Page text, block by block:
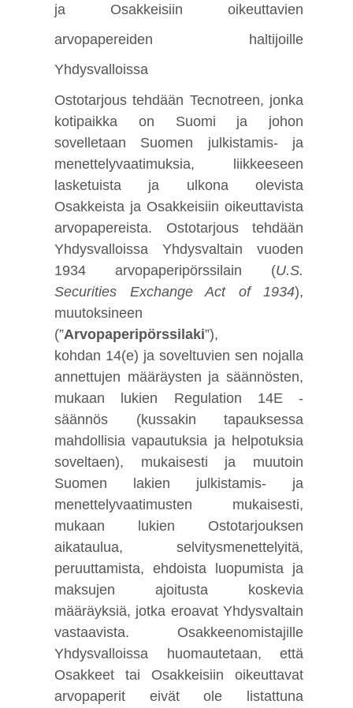
ja Osakkeisiin oikeuttavien
arvopapereiden haltijoille
Yhdysvalloissa
Ostotarjous tehdään Tecnotreen, jonka
kotipaikka on Suomi ja johon
sovelletaan Suomen julkistamis- ja
menettelyvaatimuksia, liikkeeseen
lasketuista ja ulkona olevista
Osakkeista ja Osakkeisiin oikeuttavista
arvopapereista. Ostotarjous tehdään
Yhdysvalloissa Yhdysvaltain vuoden
1934 arvopaperipörssilain (U.S.
Securities Exchange Act of 1934),
muutoksineen
(”Arvopaperipörssilaki”),
kohdan 14(e) ja soveltuvien sen nojalla
annettujen määräysten ja säännösten,
mukaan lukien Regulation 14E -
säännös (kussakin tapauksessa
mahdollisia vapautuksia ja helpotuksia
soveltaen), mukaisesti ja muutoin
Suomen lakien julkistamis- ja
menettelyvaatimusten mukaisesti,
mukaan lukien Ostotarjouksen
aikataulua, selvitysmenettelyitä,
peruuttamista, ehdoista luopumista ja
maksujen ajoitusta koskevia
määräyksiä, jotka eroavat Yhdysvaltain
vastaavista. Osakkeenomistajille
Yhdysvalloissa huomautetaan, että
Osakkeet tai Osakkeisiin oikeuttavat
arvopaperit eivät ole listattuna